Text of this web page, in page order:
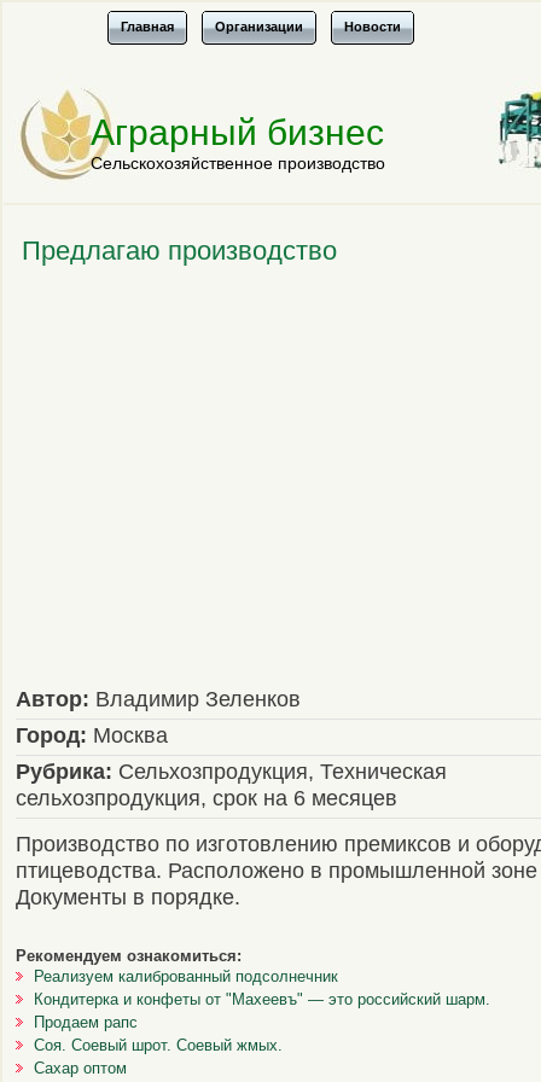
Главная Организации Новости
Аграрный бизнес
Сельскохозяйственное производство
Предлагаю производство
Автор: Владимир Зеленков
Город: Москва
Рубрика: Сельхозпродукция, Техническая
сельхозпродукция, срок на 6 месяцев
Производство по изготовлению премиксов и
птицеводства. Расположено в промышленной
Документы в порядке.
Рекомендуем ознакомиться:
Реализуем калиброванный подсолнечник
Кондитерка и конфеты от "Махеевъ" — это российский шарм.
Продаем рапс
Соя. Соевый шрот. Соевый жмых.
Сахар оптом